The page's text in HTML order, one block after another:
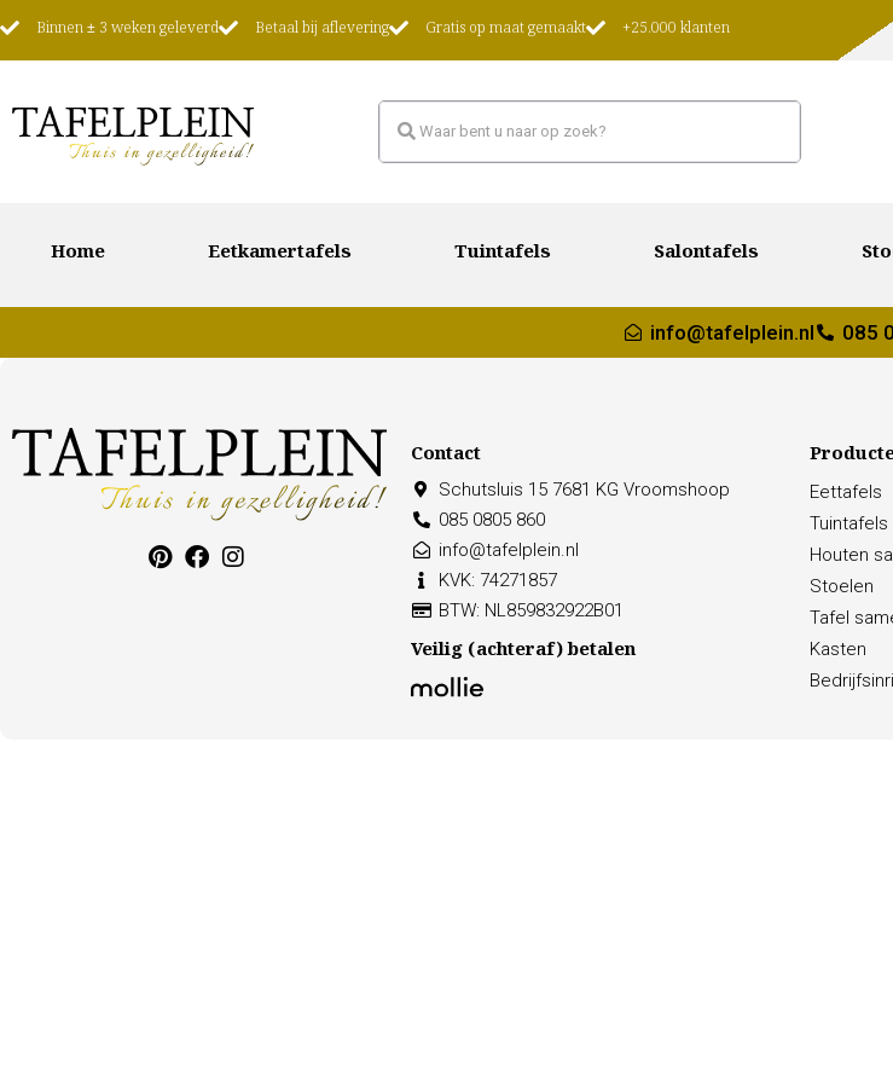
Binnen ± 3 weken geleverd Betaal bij aflevering Gratis op maat gemaakt +25.000 klanten
Home Eetkamertafels Tuintafels Salontafels
info@tafelplein.nl 085
Contact
Schutsluis 15 7681 KG Vroomshoop
085 0805 860
info@tafelplein.nl
KVK: 74271857
BTW: NL859832922B01
Veilig (achteraf) betalen
Eettafels
Tuintafels
Houten
Stoelen
Tafel
Kasten